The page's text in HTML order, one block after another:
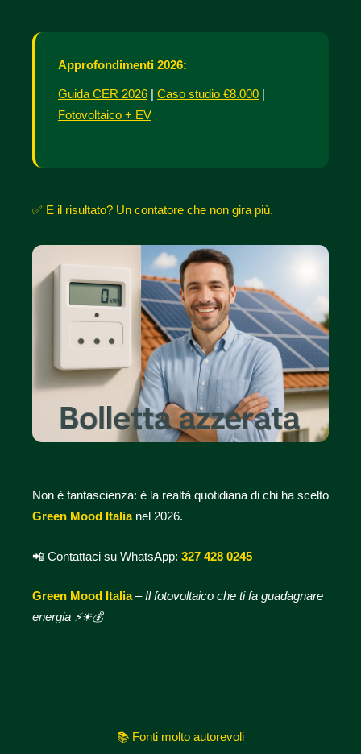
Approfondimenti 2026:
Guida CER 2026 Caso studio €8.000
Fotovoltaico + EV
✅ E il risultato? Un contatore che non gira più.
Non è fantascienza: è la realtà quotidiana di chi ha scelto
Green Mood Italianel 2026.
📲 Contattaci su WhatsApp: 327 428 0245
Green Mood Italia –Il fotovoltaico che ti fa guadagnare
energia ⚡☀💰
📚 Fonti molto autorevoli